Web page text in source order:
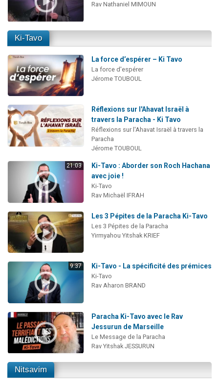
Rav Nathaniel MIMOUN
Ki-Tavo
La force d’espérer – Ki Tavo
La force d'espérer
Jérome TOUBOUL
Réflexions sur l'Ahavat Israël à
travers la Paracha - Ki Tavo
Réflexions sur l'Ahavat Israël à travers la
Paracha
Jérome TOUBOUL
21:03
Ki-Tavo : Aborder son Roch Hachana
avec joie !
Ki-Tavo
Rav Michaël IFRAH
Les 3 Pépites de la Paracha Ki-Tavo
Les 3 Pépites de la Paracha
Yirmyahou Yitshak KRIEF
9:37 Ki-Tavo - La spécificité des prémices
Ki-Tavo
Rav Aharon BRAND
Paracha Ki-Tavo avec le Rav
Jessurun de Marseille
Le Message de la Paracha
Rav Yitshak JESSURUN
Nitsavim